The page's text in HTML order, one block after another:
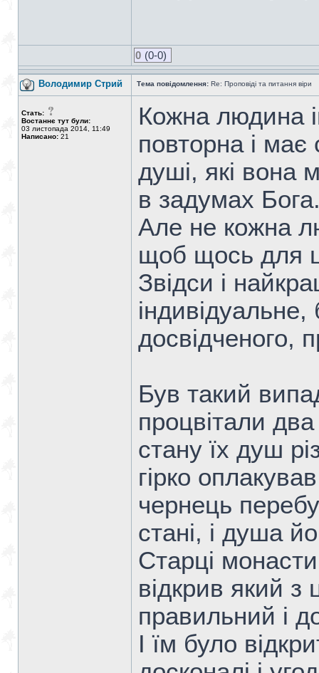
0 (0-0)
Володимир Стрий Тема повідомлення: Re: Проповіді та питання віри
Стать:
Востаннє тут були:
03 листопада 2014, 11:49
Написано: 21
Кожна людина
повторна і має
душі, які вона
в задумах
Але не кожна
щоб щось для
Звідси і
досвідченого,
Був такий
процвітали
стану їх душ
гірко
чернець
стані, і душа
Старці
відкрив який
правильний і
І їм було